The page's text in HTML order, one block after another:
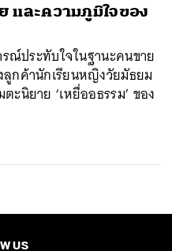
และความภูมิใจของ
ณ์ประทับใจในฐานะคนขาย
กค้านักเรียนหญิงวัยมัธยม
นิยาย ‘เหยื่ออธรรม’ ของ
US